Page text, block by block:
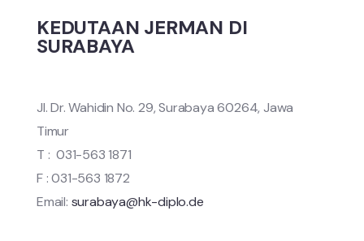
KEDUTAAN JERMAN DI
SURABAYA
Jl. Dr. Wahidin No. 29, Surabaya 60264, Jawa
Timur
T : 031-563 1871
F : 031-563 1872
Email: surabaya@hk-diplo.de